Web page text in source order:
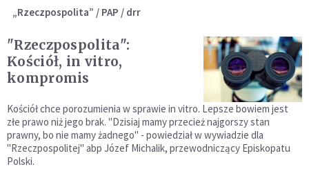
„Rzeczpospolita” / PAP / drr
"Rzeczpospolita":
Kościół, in vitro,
kompromis
Kościół chce porozumienia w sprawie in vitro. Lepsze bowiem jest
złe prawo niż jego brak. "Dzisiaj mamy przecież najgorszy stan
prawny, bo nie mamy żadnego" - powiedział w wywiadzie dla
"Rzeczpospolitej" abp Józef Michalik, przewodniczący Episkopatu
Polski.